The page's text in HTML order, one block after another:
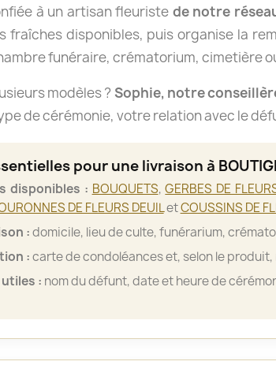
à un artisan fleuriste de notre
fraîches disponibles, puis organise la
funéraire, crématorium, cimetière
modèles ? Sophie, notre
de cérémonie, votre relation avec le
pour une livraison à
disponibles : BOUQUETS,GERBES DE
DE FLEURS DEUILetCOUSSINS DE
:domicile, lieu de culte, funérarium,
:carte de condoléances et, selon le
: nom du défunt, date et heure de